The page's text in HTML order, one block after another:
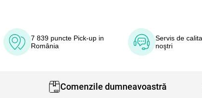
7 839 puncte Pick-up in
România
Servis de
noştri
Comenzile dumneavoastră